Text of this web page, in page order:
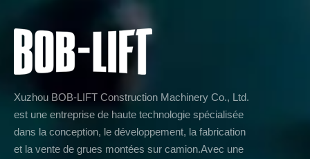
Xuzhou BOB-LIFT Construction Machinery Co., Ltd.
est une entreprise de haute technologie spécialisée
dans la conception, le développement, la fabrication
et la vente de grues montées sur camion.Avec une